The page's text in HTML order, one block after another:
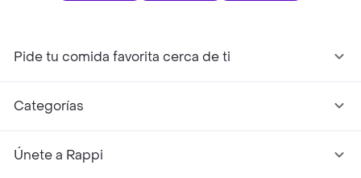
Pide tu comida favorita cerca de ti
Categorías
Únete a Rappi